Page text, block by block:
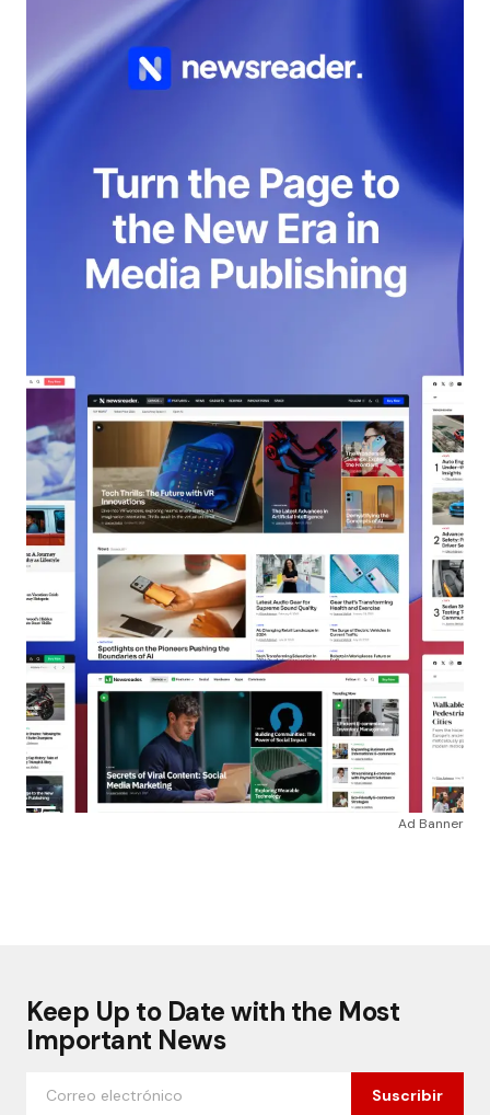
Ad Banner
Keep Up to Date with the Most
Important News
Suscribir